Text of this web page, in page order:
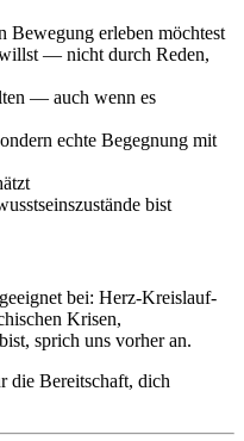
Bewegung erleben möchtest
— nicht durch Reden,
— auch wenn es
echte Begegnung mit
bist
bei: Herz-Kreislauf-
Krisen,
sprich uns vorher an.
die Bereitschaft, dich